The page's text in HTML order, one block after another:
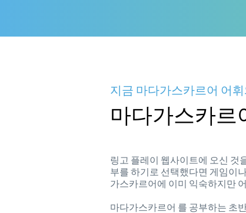
지금 마다가스카르어 어
마다가스카르
링고 플레이 웹사이트에 오신 것
부를 하기로 선택했다면 게임이
가스카르어에 이미 익숙하지만
마다가스카르어 를 공부하는 초